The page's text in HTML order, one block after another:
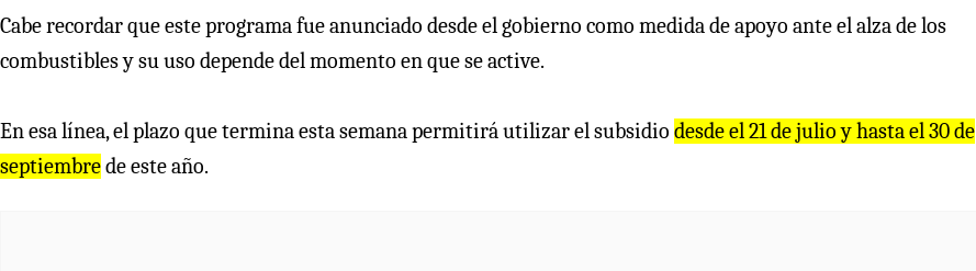
Cabe recordar que este programa fue anunciado desde el gobierno como medida de apoyo ante el alza de los
combustibles y su uso depende del momento en que se active.
En esa línea, el plazo que termina esta semana permitirá utilizar el subsidio desde el 21 de julio y hasta el 30 de
septiembrede este año.